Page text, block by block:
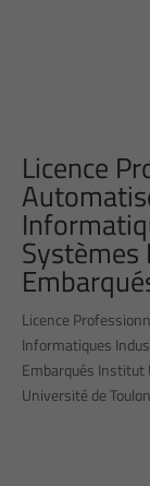
Licence
Licence
Informatiques
Embarqués Institut
Université de Toulon